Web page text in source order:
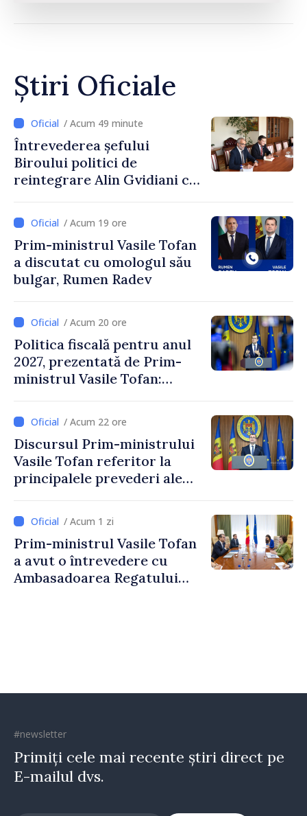
Știri Oficiale
/ Acum 49 minute
Întrevederea șefului
Biroului politici de
reintegrare Alin Gvidiani cu
Comitetului Internațional al
Crucii Roșii în Moldova
/ Acum 19 ore
Prim-ministrul Vasile Tofan
a discutat cu omologul său
bulgar, Rumen Radev
/ Acum 20 ore
Politica fiscală pentru anul
2027, prezentată de Prim-
ministrul Vasile Tofan:
stimularea investițiilor și o
taxare mai echitabilă
/ Acum 22 ore
Discursul Prim-ministrului
Vasile Tofan referitor la
principalele prevederi ale
2027
/ Acum 1 zi
Prim-ministrul Vasile Tofan
a avut o întrevedere cu
Ambasadoarea Regatului
#newsletter
Primiți cele mai recente știri direct pe
E-mailul dvs.